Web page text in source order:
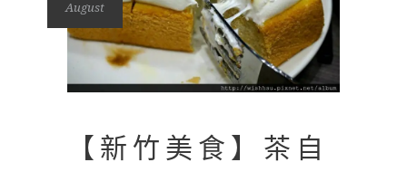
August
【新竹美食】茶自